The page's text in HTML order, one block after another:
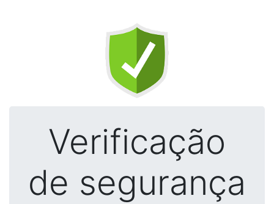
Verificação
de segurança